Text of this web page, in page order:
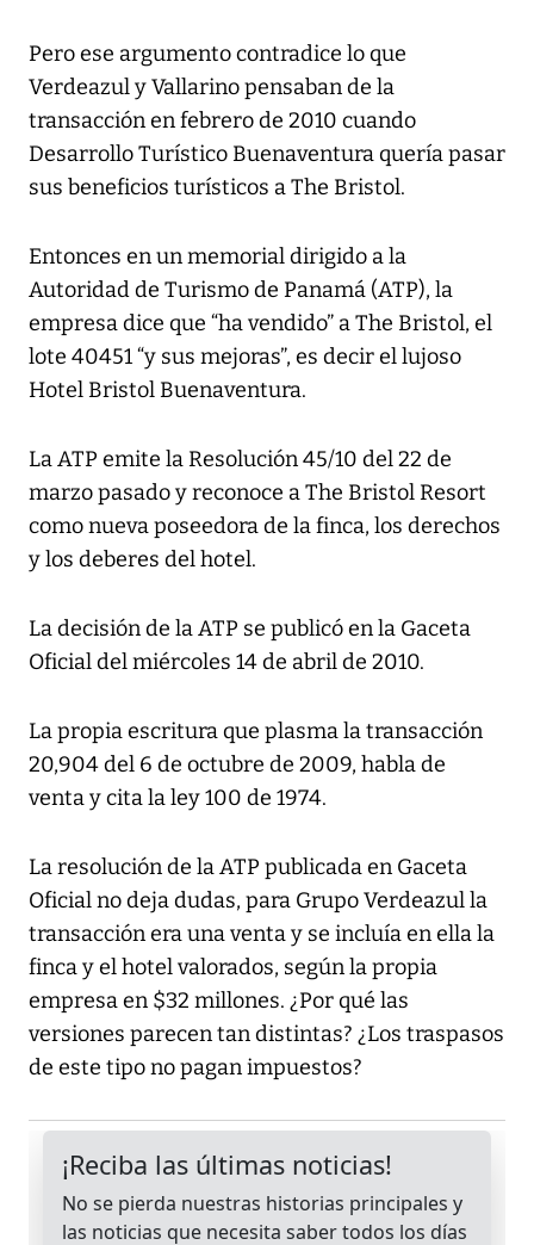
Pero ese argumento contradice lo que
Verdeazul y Vallarino pensaban de la
transacción en febrero de 2010 cuando
Desarrollo Turístico Buenaventura quería pasar
sus beneficios turísticos a The Bristol.
Entonces en un memorial dirigido a la
Autoridad de Turismo de Panamá (ATP), la
empresa dice que “ha vendido” a The Bristol, el
lote 40451 “y sus mejoras”, es decir el lujoso
Hotel Bristol Buenaventura.
La ATP emite la Resolución 45/10 del 22 de
marzo pasado y reconoce a The Bristol Resort
como nueva poseedora de la finca, los derechos
y los deberes del hotel.
La decisión de la ATP se publicó en la Gaceta
Oficial del miércoles 14 de abril de 2010.
La propia escritura que plasma la transacción
20,904 del 6 de octubre de 2009, habla de
venta y cita la ley 100 de 1974.
La resolución de la ATP publicada en Gaceta
Oficial no deja dudas, para Grupo Verdeazul la
transacción era una venta y se incluía en ella la
finca y el hotel valorados, según la propia
empresa en $32 millones. ¿Por qué las
versiones parecen tan distintas? ¿Los traspasos
de este tipo no pagan impuestos?